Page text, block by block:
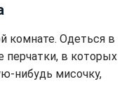
комнате. Одеться в
перчатки, в которых
нибудь мисочку,